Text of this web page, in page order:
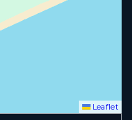
Leaflet